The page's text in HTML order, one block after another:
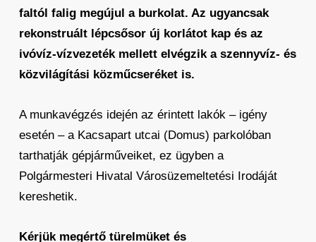
faltól falig megújul a burkolat. Az ugyancsak
rekonstruált lépcsősor új korlátot kap és az
ivóvíz-vízvezeték mellett elvégzik a szennyvíz- és
közvilágítási közműcseréket is.
A munkavégzés idején az érintett lakók – igény
esetén – a Kacsapart utcai (Domus) parkolóban
tarthatják gépjárműveiket, ez ügyben a
Polgármesteri Hivatal Városüzemeltetési Irodáját
kereshetik.
Kérjük megértő türelmüket és